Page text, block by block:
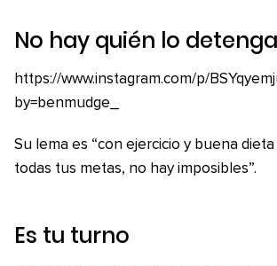
No hay quién lo detenga
https://www.instagram.com/p/
by=benmudge_
Su lema es “con ejercicio y buena
todas tus metas, no hay imposibles”.
Es tu turno